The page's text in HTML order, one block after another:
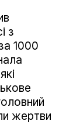
з
1000
жертви